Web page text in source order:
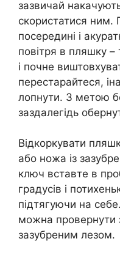
зазвичай
скористатися ним.
посередині і
повітря в пляшку –
і почне
перестарайтеся,
лопнути. З метою
заздалегідь
Відкоркувати
або ножа із
ключ вставте в
градусів і
підтягуючи на
можна провернути
зазубреним лезом.